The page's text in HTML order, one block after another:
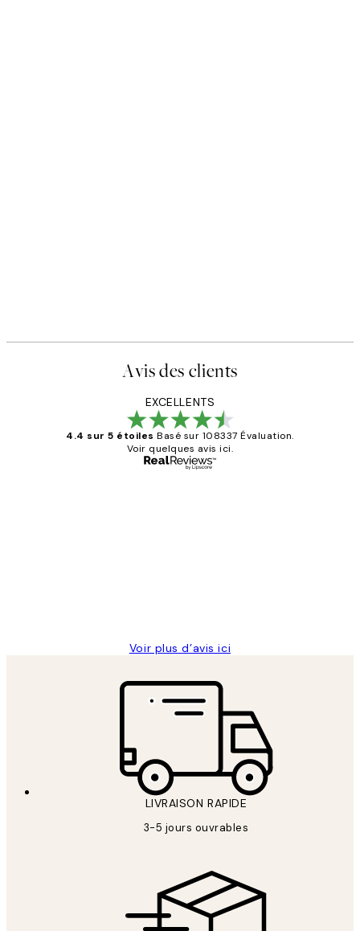
Avis des clients
EXCELLENTS
4.4 sur 5 étoiles Basé sur 108337 Évaluation.
Voir quelques avis ici.
Voir plus d’avis ici
LIVRAISON RAPIDE
3-5 jours ouvrables